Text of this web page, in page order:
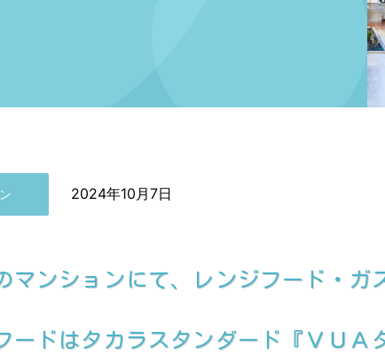
2024年10月7日
マンションにて、レンジフード・
ードはタカラスタンダード『ＶＵＡタ